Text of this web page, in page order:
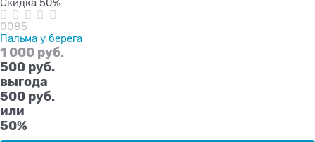
Скидка 50%
0085
Пальма у берега
1 000 руб.
500 руб.
выгода
500 руб.
или
50%